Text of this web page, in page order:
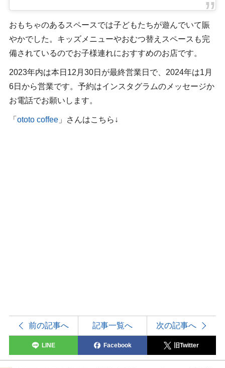
おもちゃのあるスペースでは子どもたちが遊んでいて賑
やかでした。キッズメニューやおむつ替えスペースも完
備されているのでお子様連れにおすすめのお店です。
2023年内は本日12月30日が最終営業日で、2024年は1月
6日から営業です。予約はインスタグラムのメッセージか
お電話でお願いします。
「 ototo coffee」さんはこちら↓
前の記事へ 記事一覧へ 次の記事へ
LINE Facebook 旧Twitter